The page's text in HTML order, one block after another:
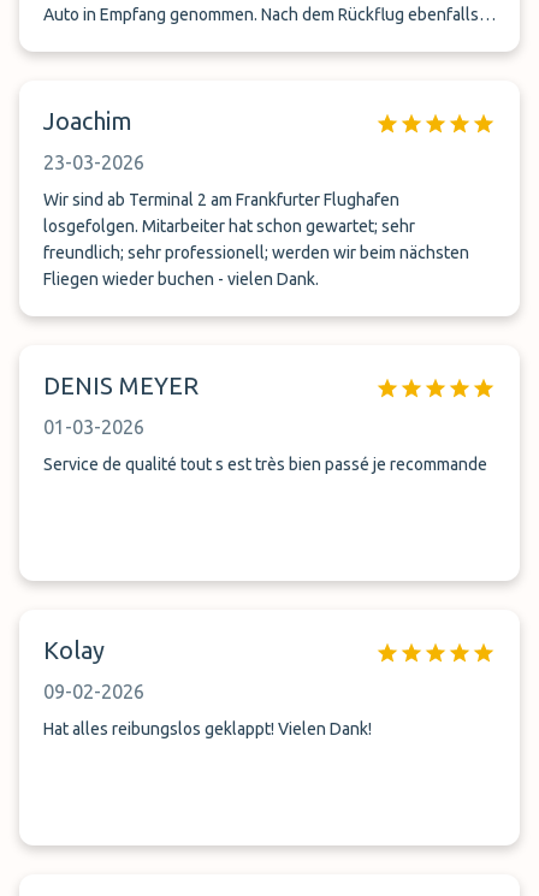
Auto in Empfang genommen. Nach dem Rückflug ebenfalls
jedes Parkhaus am Flughafen und dazu wesentlich
Joachim
23-03-2026
Wir sind ab Terminal 2 am Frankfurter Flughafen
losgefolgen. Mitarbeiter hat schon gewartet; sehr
freundlich; sehr professionell; werden wir beim nächsten
Fliegen wieder buchen - vielen Dank.
DENIS MEYER
01-03-2026
Service de qualité tout s est très bien passé je recommande
Kolay
09-02-2026
Hat alles reibungslos geklappt! Vielen Dank!